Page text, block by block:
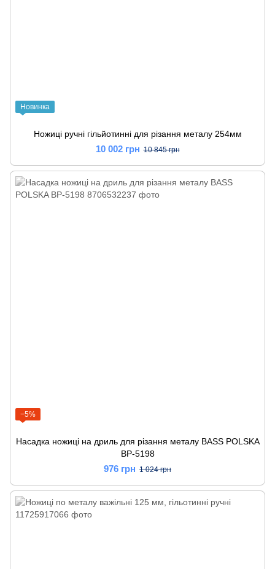
Новинка
Ножиці ручні гільйотинні для різання металу 254мм
10 002 грн 10 845 грн
−5%
Насадка ножиці на дриль для різання металу BASS POLSKA
BP-5198
976 грн 1 024 грн